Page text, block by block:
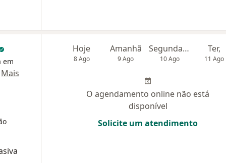
em
Mais
Hoje
8 Ago
Amanhã
9 Ago
Segunda-feira
10 Ago
Ter,
11 Ago
O agendamento online não está
disponível
Solicite um atendimento